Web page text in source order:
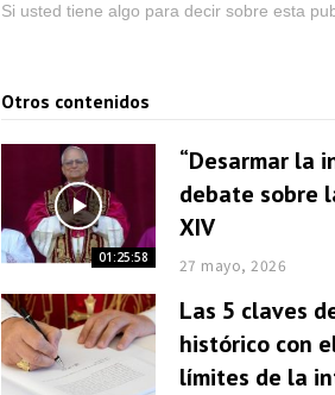
Si usted tiene algo para decir sobre esta
Otros contenidos
01:25:58
“Desarmar la
debate sobre
XIV
27 mayo, 2026
Las 5 claves
histórico con
límites de la